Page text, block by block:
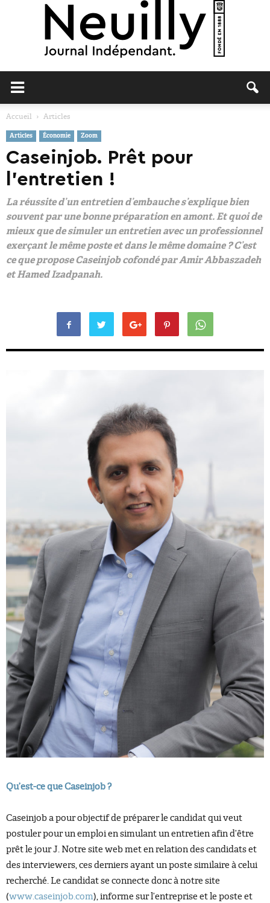
Accueil Articles
Articles Économie Zoom
Caseinjob. Prêt pour
l’entretien !
La réussite d’un entretien d’embauche s’explique bien
souvent par une bonne préparation en amont. Et quoi de
mieux que de simuler un entretien avec un professionnel
exerçant le même poste et dans le même domaine ? C’est
ce que propose Caseinjob cofondé par Amir Abbaszadeh
et Hamed Izadpanah.
Qu’est-ce que Caseinjob ?
Caseinjob a pour objectif de préparer le candidat qui veut
postuler pour un emploi en simulant un entretien afin d’être
prêt le jour J. Notre site web met en relation des candidats et
des interviewers, ces derniers ayant un poste similaire à celui
recherché. Le candidat se connecte donc à notre site
(www.caseinjob.com), informe sur l’entreprise et le poste et